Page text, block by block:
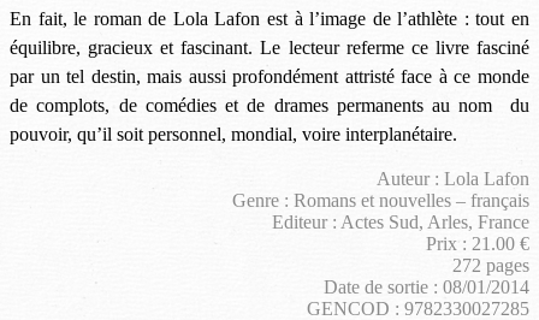
En fait, le roman de Lola Lafon est à l’image de l’athlète : tout en
équilibre, gracieux et fascinant. Le lecteur referme ce livre fasciné
par un tel destin, mais aussi profondément attristé face à ce monde
de complots, de comédies et de drames permanents au nom du
pouvoir, qu’il soit personnel, mondial, voire interplanétaire.
Auteur : Lola Lafon
Genre : Romans et nouvelles – français
Editeur : Actes Sud, Arles, France
Prix : 21.00 €
272 pages
Date de sortie : 08/01/2014
GENCOD : 9782330027285